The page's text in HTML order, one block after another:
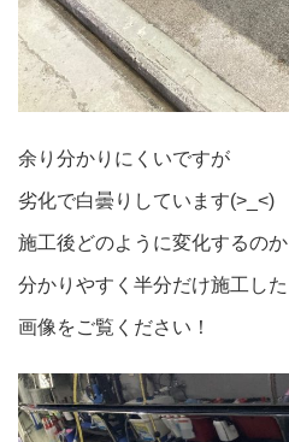
余り分かりにくいですが
劣化で白曇りしています(>_<)
施工後どのように変化するのか
分かりやすく半分だけ施工した
画像をご覧ください！